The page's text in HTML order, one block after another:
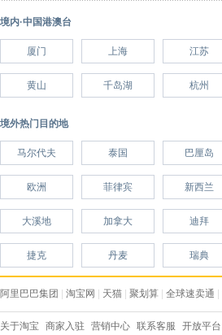
境内·中国港澳台
厦门 上海 江苏
黄山 千岛湖 杭州
境外热门目的地
马尔代夫 泰国 巴厘岛
欧洲 菲律宾 新西兰
大溪地 加拿大 迪拜
捷克 丹麦 瑞典
阿里巴巴集团 淘宝网 天猫 聚划算 全球速卖通
关于淘宝 商家入驻 营销中心 联系客服 开放平台